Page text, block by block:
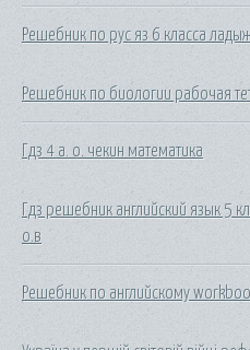
Решебник по рус яз 6 класса
Решебник по биологии рабочая
Гдз 4 а. о. чекин математика
Гдз решебник английский язык 5
о.в
Решебник по английскому